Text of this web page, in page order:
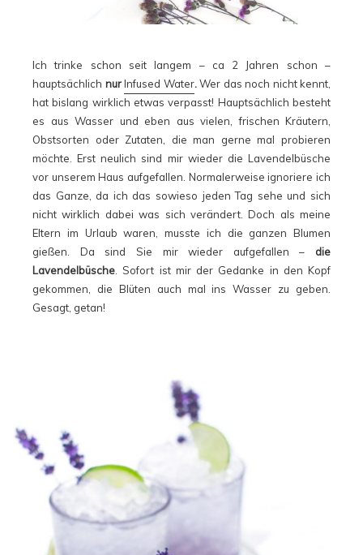
Ich trinke schon seit langem – ca 2 Jahren schon –
hauptsächlich nurInfused Water.Wer das noch nicht kennt,
hat bislang wirklich etwas verpasst! Hauptsächlich besteht
es aus Wasser und eben aus vielen, frischen Kräutern,
Obstsorten oder Zutaten, die man gerne mal probieren
möchte. Erst neulich sind mir wieder die Lavendelbüsche
vor unserem Haus aufgefallen. Normalerweise ignoriere ich
das Ganze, da ich das sowieso jeden Tag sehe und sich
nicht wirklich dabei was sich verändert. Doch als meine
Eltern im Urlaub waren, musste ich die ganzen Blumen
gießen. Da sind Sie mir wieder aufgefallen – die
Lavendelbüsche . Sofort ist mir der Gedanke in den Kopf
gekommen, die Blüten auch mal ins Wasser zu geben.
Gesagt, getan!